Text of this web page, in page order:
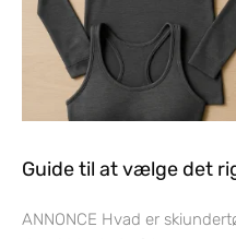
Guide til at vælge det
ANNONCE Hvad er